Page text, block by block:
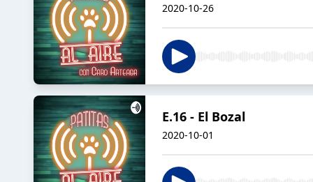
2020-10-26
E.16 - El Bozal
2020-10-01